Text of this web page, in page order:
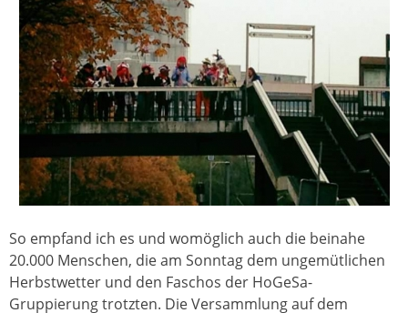
So empfand ich es und womöglich auch die beinahe
20.000 Menschen, die am Sonntag dem ungemütlichen
Herbstwetter und den Faschos der HoGeSa-
Gruppierung trotzten. Die Versammlung auf dem